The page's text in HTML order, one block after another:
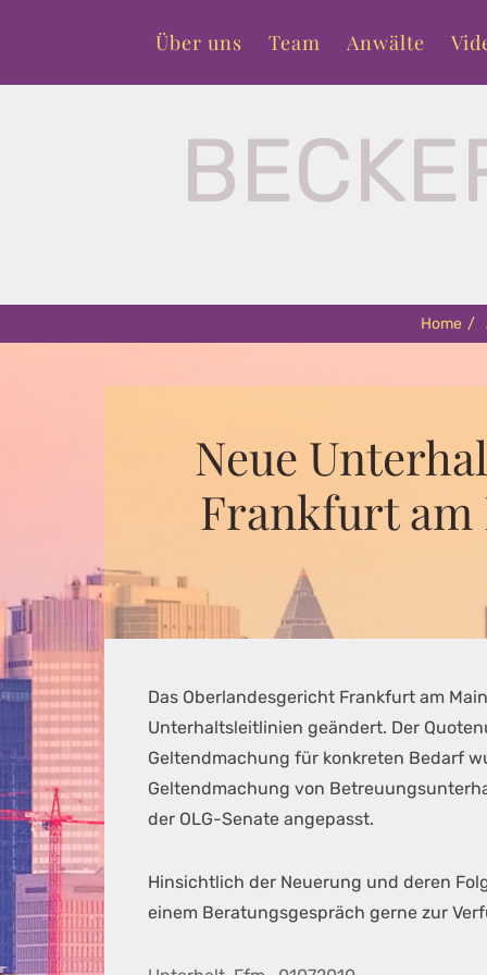
Über uns Team Anwälte
Home /
Neue
Frankfurt am
Das Oberlandesgericht Frankfurt am
Unterhaltsleitlinien geändert. Der
Geltendmachung für konkreten Bedarf
Geltendmachung von
der OLG-Senate angepasst.
Hinsichtlich der Neuerung und deren
einem Beratungsgespräch gerne zur